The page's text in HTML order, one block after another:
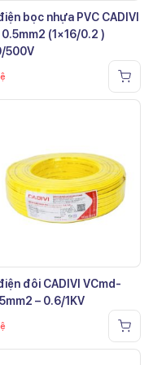
bọc nhựa PVC CADIVI
0.5mm2 (1×16/0.2 )
500V
đôi CADIVI VCmd-
– 0.6/1KV